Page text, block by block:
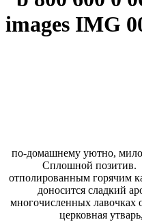
по-домашнему уютно,
Сплошной позитив.
отполированным горячим
доносится сладкий
многочисленных лавочках
церковная